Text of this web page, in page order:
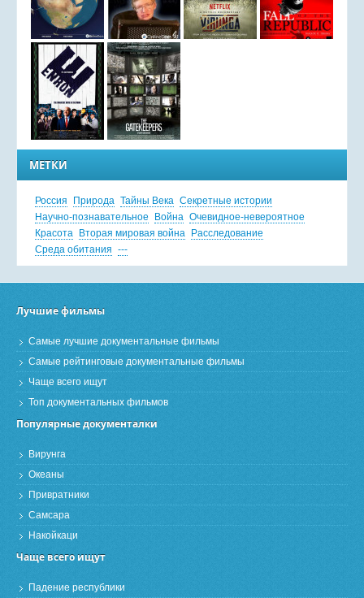
МЕТКИ
Россия Природа Тайны Века Секретные истории
Научно-познавательное
Война Очевидное-невероятное
Красота
Вторая мировая война
Расследование
Среда обитания ---
Лучшие фильмы
Самые лучшие документальные фильмы
Самые рейтинговые документальные фильмы
Чаще всего ищут
Топ документальных фильмов
Популярные документалки
Вирунга
Океаны
Привратники
Самсара
Накойкаци
Чаще всего ищут
Падение республики